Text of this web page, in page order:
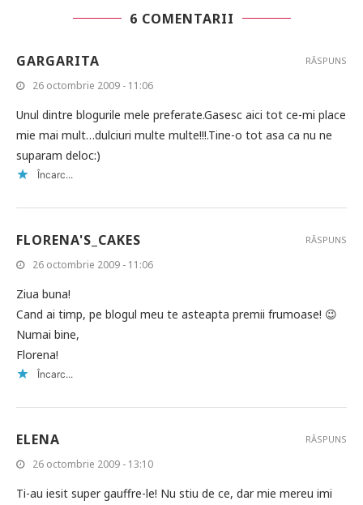
6 COMENTARII
GARGARITA
26 octombrie 2009 - 11:06
Unul dintre blogurile mele preferate.Gasesc aici tot ce-mi place
mie mai mult…dulciuri multe multe!!!.Tine-o tot asa ca nu ne
suparam deloc:)
Încarc...
RĂSPUNS
FLORENA'S_CAKES
26 octombrie 2009 - 11:06
Ziua buna!
Cand ai timp, pe blogul meu te asteapta premii frumoase! 😉
Numai bine,
Florena!
Încarc...
RĂSPUNS
ELENA
26 octombrie 2009 - 13:10
Ti-au iesit super gauffre-le! Nu stiu de ce, dar mie mereu imi
RĂSPUNS